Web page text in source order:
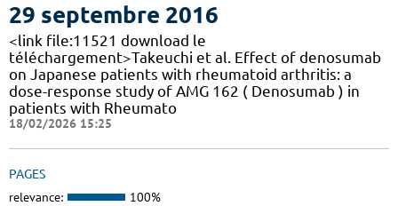
29 septembre 2016
<link file:11521 download le
téléchargement>Takeuchi et al. Effect of denosumab
on Japanese patients with rheumatoid arthritis: a
dose-response study of AMG 162 ( Denosumab ) in
patients with Rheumato
18/02/2026 15:25
PAGES
relevance: 100%